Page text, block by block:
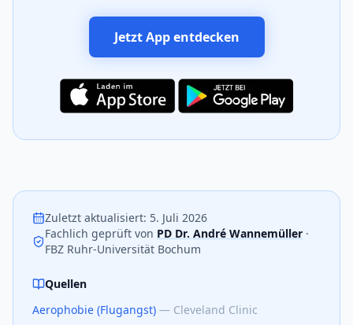
Jetzt App entdecken
Zuletzt aktualisiert: 5. Juli 2026
Fachlich geprüft von PD Dr. André Wannemüller ·
FBZ Ruhr-Universität Bochum
Quellen
Aerophobie (Flugangst) — Cleveland Clinic